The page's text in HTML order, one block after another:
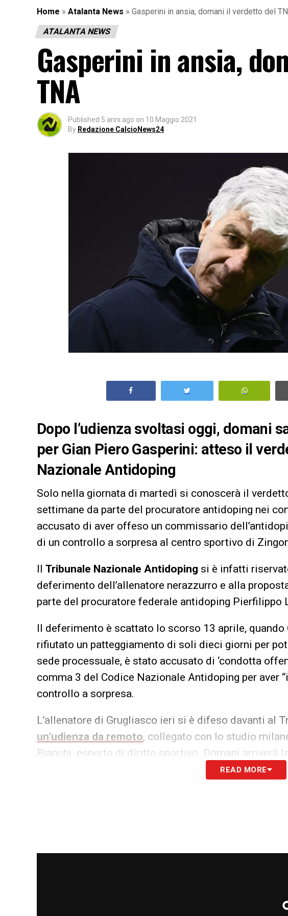
Home » Atalanta News » Gasperini in ansia, domani il verdetto del
ATALANTA NEWS
Gasperini in ansia,
TNA
Published 5 anni ago on 10 Maggio 2021
By Redazione CalcioNews24
Dopo l’udienza svoltasi oggi, domani
per Gian Piero Gasperini: atteso il
Nazionale Antidoping
Solo nella giornata di martedì si conoscerà il
settimane da parte del procuratore antidoping nei
accusato di aver offeso un commissario
di un controllo a sorpresa al centro sportivo di
Il Tribunale Nazionale Antidoping si è infatti
deferimento dell’allenatore nerazzurro e alla
parte del procuratore federale antidoping Pierfilippo
Il deferimento è scattato lo scorso 13 aprile, quando
rifiutato un patteggiamento di soli dieci giorni per
sede processuale, è stato accusato di ‘condotta
comma 3 del Codice Nazionale Antidoping per aver
controllo a sorpresa.
L’allenatore di Grugliasco ieri si è difeso davanti al
un’udienza da remoto, collegato con lo studio
Bianchi, esperto di diritto sportivo. Domani arriverà
READ MORE